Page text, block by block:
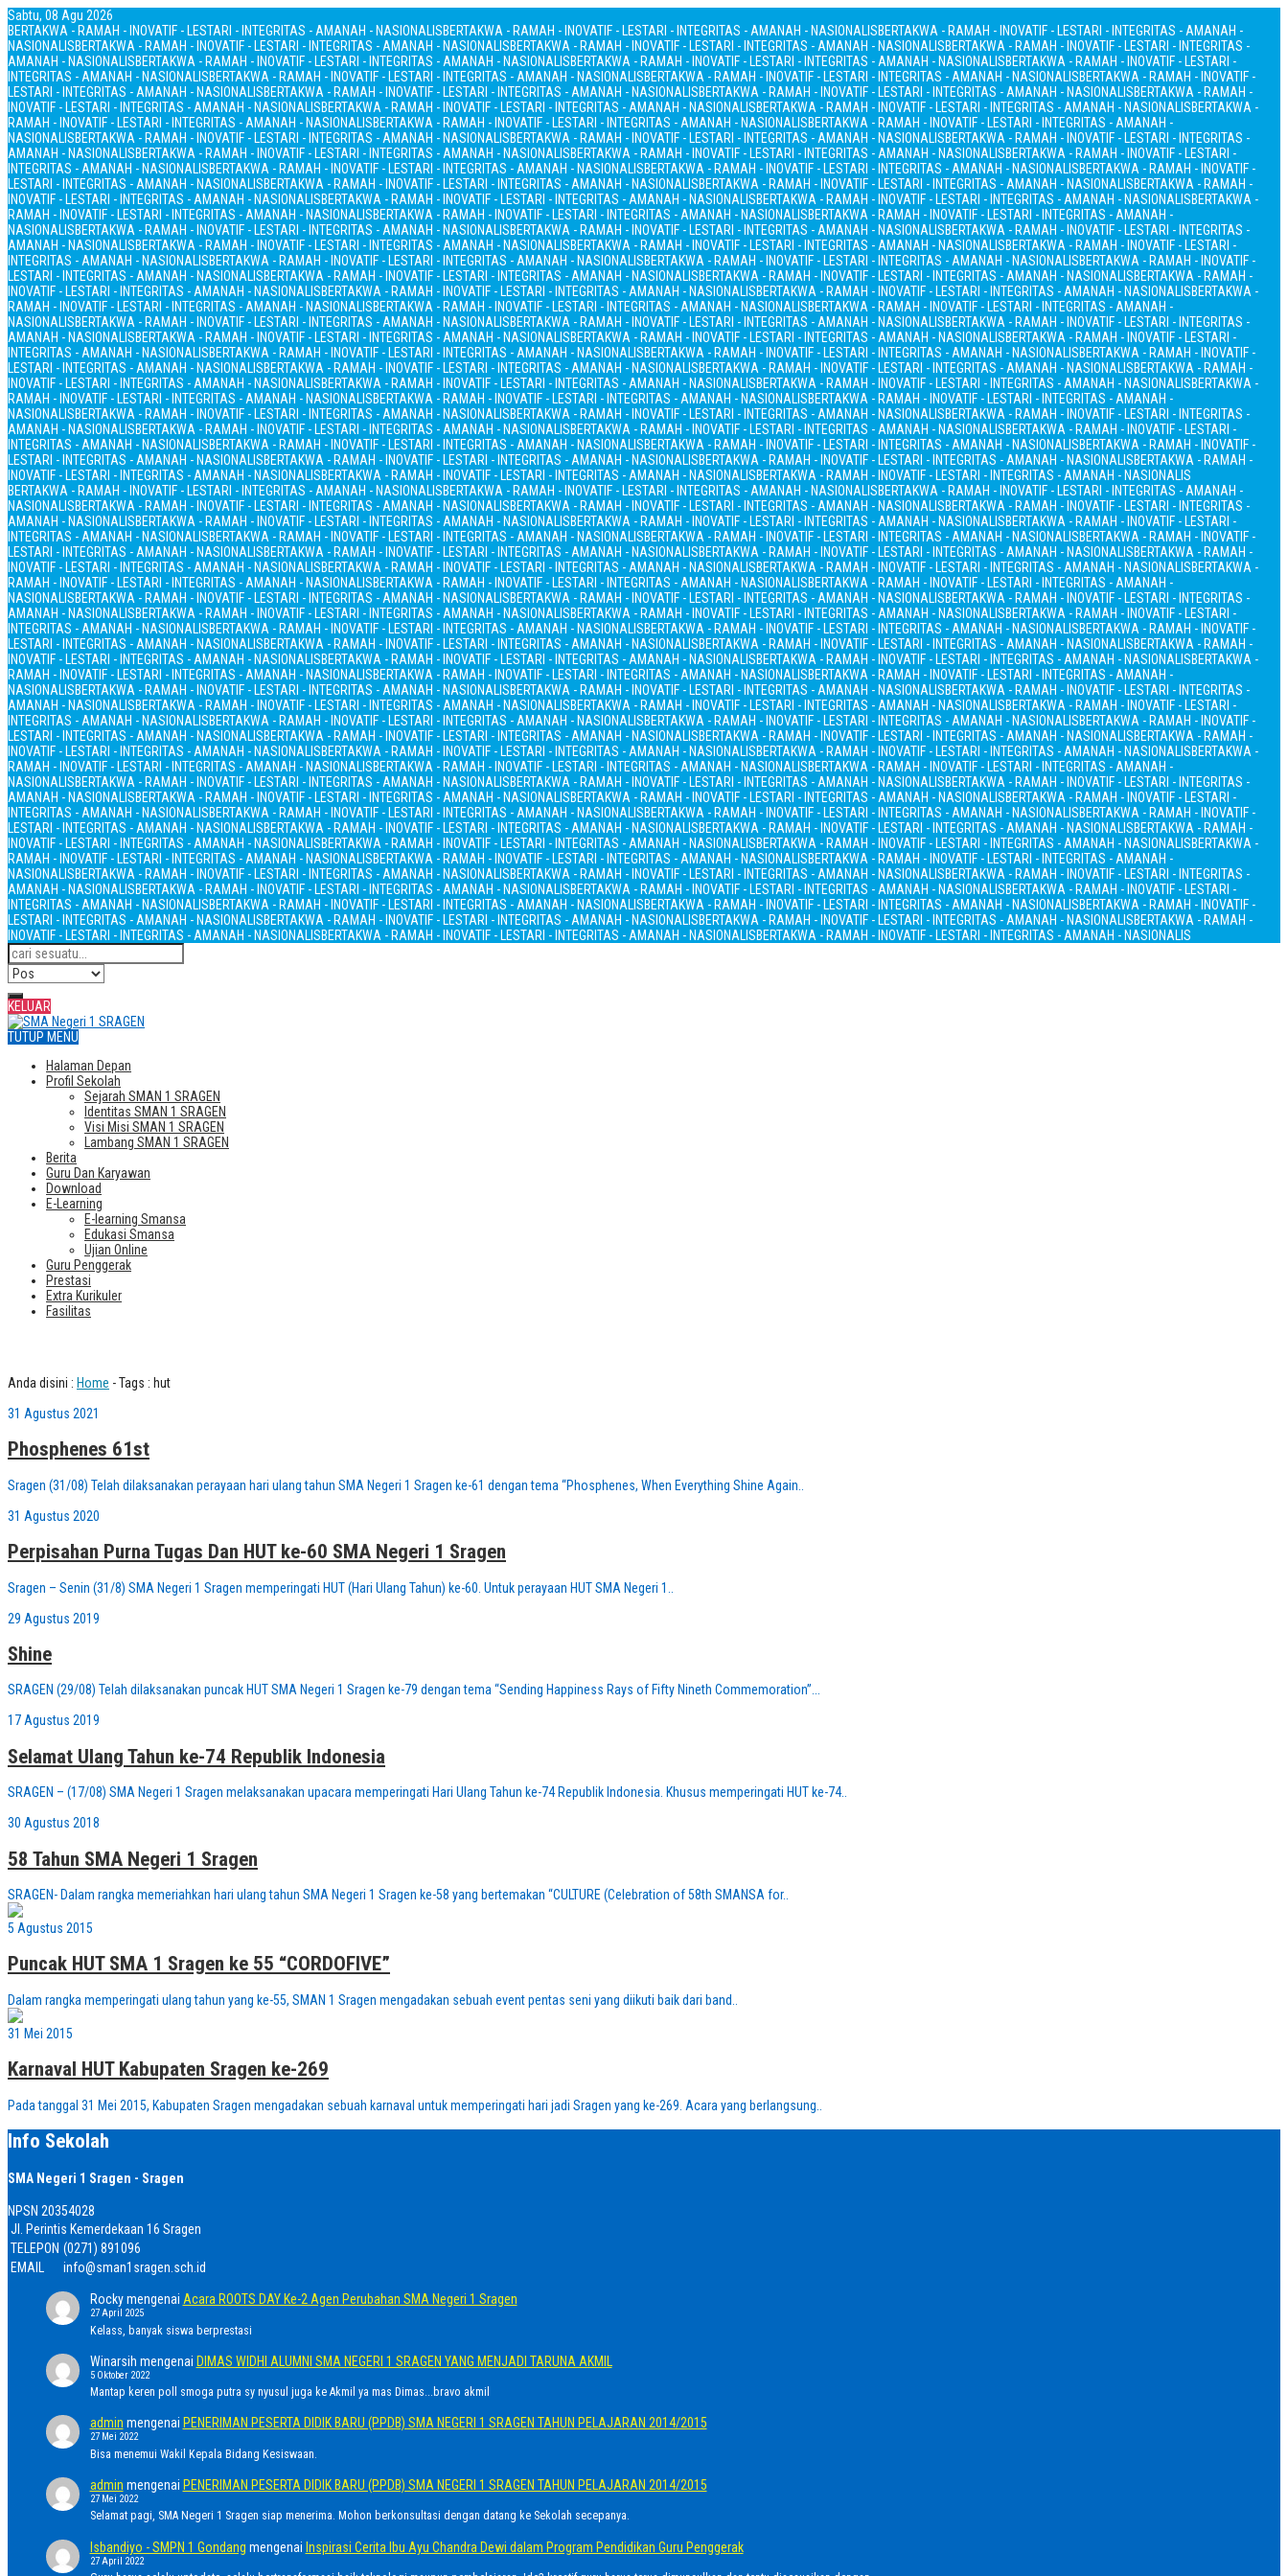
Sabtu, 08 Agu 2026
BERTAKWA - RAMAH - INOVATIF - LESTARI - INTEGRITAS - AMANAH - NASIONALISBERTAKWA - RAMAH - INOVATIF - LESTARI - INTEGRITAS - AMANAH - NASIONALISBERTAKWA - RAMAH - INOVATIF - LESTARI - INTEGRITAS - AMANAH -
NASIONALISBERTAKWA - RAMAH - INOVATIF - LESTARI - INTEGRITAS - AMANAH - NASIONALISBERTAKWA - RAMAH - INOVATIF - LESTARI - INTEGRITAS - AMANAH - NASIONALISBERTAKWA - RAMAH - INOVATIF - LESTARI - INTEGRITAS -
AMANAH - NASIONALISBERTAKWA - RAMAH - INOVATIF - LESTARI - INTEGRITAS - AMANAH - NASIONALISBERTAKWA - RAMAH - INOVATIF - LESTARI - INTEGRITAS - AMANAH - NASIONALISBERTAKWA - RAMAH - INOVATIF - LESTARI -
INTEGRITAS - AMANAH - NASIONALISBERTAKWA - RAMAH - INOVATIF - LESTARI - INTEGRITAS - AMANAH - NASIONALISBERTAKWA - RAMAH - INOVATIF - LESTARI - INTEGRITAS - AMANAH - NASIONALISBERTAKWA - RAMAH - INOVATIF -
LESTARI - INTEGRITAS - AMANAH - NASIONALISBERTAKWA - RAMAH - INOVATIF - LESTARI - INTEGRITAS - AMANAH - NASIONALISBERTAKWA - RAMAH - INOVATIF - LESTARI - INTEGRITAS - AMANAH - NASIONALISBERTAKWA - RAMAH -
INOVATIF - LESTARI - INTEGRITAS - AMANAH - NASIONALISBERTAKWA - RAMAH - INOVATIF - LESTARI - INTEGRITAS - AMANAH - NASIONALISBERTAKWA - RAMAH - INOVATIF - LESTARI - INTEGRITAS - AMANAH - NASIONALISBERTAKWA -
RAMAH - INOVATIF - LESTARI - INTEGRITAS - AMANAH - NASIONALISBERTAKWA - RAMAH - INOVATIF - LESTARI - INTEGRITAS - AMANAH - NASIONALISBERTAKWA - RAMAH - INOVATIF - LESTARI - INTEGRITAS - AMANAH -
NASIONALISBERTAKWA - RAMAH - INOVATIF - LESTARI - INTEGRITAS - AMANAH - NASIONALISBERTAKWA - RAMAH - INOVATIF - LESTARI - INTEGRITAS - AMANAH - NASIONALISBERTAKWA - RAMAH - INOVATIF - LESTARI - INTEGRITAS -
AMANAH - NASIONALISBERTAKWA - RAMAH - INOVATIF - LESTARI - INTEGRITAS - AMANAH - NASIONALISBERTAKWA - RAMAH - INOVATIF - LESTARI - INTEGRITAS - AMANAH - NASIONALISBERTAKWA - RAMAH - INOVATIF - LESTARI -
INTEGRITAS - AMANAH - NASIONALISBERTAKWA - RAMAH - INOVATIF - LESTARI - INTEGRITAS - AMANAH - NASIONALISBERTAKWA - RAMAH - INOVATIF - LESTARI - INTEGRITAS - AMANAH - NASIONALISBERTAKWA - RAMAH - INOVATIF -
LESTARI - INTEGRITAS - AMANAH - NASIONALISBERTAKWA - RAMAH - INOVATIF - LESTARI - INTEGRITAS - AMANAH - NASIONALISBERTAKWA - RAMAH - INOVATIF - LESTARI - INTEGRITAS - AMANAH - NASIONALISBERTAKWA - RAMAH -
INOVATIF - LESTARI - INTEGRITAS - AMANAH - NASIONALISBERTAKWA - RAMAH - INOVATIF - LESTARI - INTEGRITAS - AMANAH - NASIONALISBERTAKWA - RAMAH - INOVATIF - LESTARI - INTEGRITAS - AMANAH - NASIONALISBERTAKWA -
RAMAH - INOVATIF - LESTARI - INTEGRITAS - AMANAH - NASIONALISBERTAKWA - RAMAH - INOVATIF - LESTARI - INTEGRITAS - AMANAH - NASIONALISBERTAKWA - RAMAH - INOVATIF - LESTARI - INTEGRITAS - AMANAH -
NASIONALISBERTAKWA - RAMAH - INOVATIF - LESTARI - INTEGRITAS - AMANAH - NASIONALISBERTAKWA - RAMAH - INOVATIF - LESTARI - INTEGRITAS - AMANAH - NASIONALISBERTAKWA - RAMAH - INOVATIF - LESTARI - INTEGRITAS -
AMANAH - NASIONALISBERTAKWA - RAMAH - INOVATIF - LESTARI - INTEGRITAS - AMANAH - NASIONALISBERTAKWA - RAMAH - INOVATIF - LESTARI - INTEGRITAS - AMANAH - NASIONALISBERTAKWA - RAMAH - INOVATIF - LESTARI -
INTEGRITAS - AMANAH - NASIONALISBERTAKWA - RAMAH - INOVATIF - LESTARI - INTEGRITAS - AMANAH - NASIONALISBERTAKWA - RAMAH - INOVATIF - LESTARI - INTEGRITAS - AMANAH - NASIONALISBERTAKWA - RAMAH - INOVATIF -
LESTARI - INTEGRITAS - AMANAH - NASIONALISBERTAKWA - RAMAH - INOVATIF - LESTARI - INTEGRITAS - AMANAH - NASIONALISBERTAKWA - RAMAH - INOVATIF - LESTARI - INTEGRITAS - AMANAH - NASIONALISBERTAKWA - RAMAH -
INOVATIF - LESTARI - INTEGRITAS - AMANAH - NASIONALISBERTAKWA - RAMAH - INOVATIF - LESTARI - INTEGRITAS - AMANAH - NASIONALISBERTAKWA - RAMAH - INOVATIF - LESTARI - INTEGRITAS - AMANAH - NASIONALISBERTAKWA -
RAMAH - INOVATIF - LESTARI - INTEGRITAS - AMANAH - NASIONALISBERTAKWA - RAMAH - INOVATIF - LESTARI - INTEGRITAS - AMANAH - NASIONALISBERTAKWA - RAMAH - INOVATIF - LESTARI - INTEGRITAS - AMANAH -
NASIONALISBERTAKWA - RAMAH - INOVATIF - LESTARI - INTEGRITAS - AMANAH - NASIONALISBERTAKWA - RAMAH - INOVATIF - LESTARI - INTEGRITAS - AMANAH - NASIONALISBERTAKWA - RAMAH - INOVATIF - LESTARI - INTEGRITAS -
AMANAH - NASIONALISBERTAKWA - RAMAH - INOVATIF - LESTARI - INTEGRITAS - AMANAH - NASIONALISBERTAKWA - RAMAH - INOVATIF - LESTARI - INTEGRITAS - AMANAH - NASIONALISBERTAKWA - RAMAH - INOVATIF - LESTARI -
INTEGRITAS - AMANAH - NASIONALISBERTAKWA - RAMAH - INOVATIF - LESTARI - INTEGRITAS - AMANAH - NASIONALISBERTAKWA - RAMAH - INOVATIF - LESTARI - INTEGRITAS - AMANAH - NASIONALISBERTAKWA - RAMAH - INOVATIF -
LESTARI - INTEGRITAS - AMANAH - NASIONALISBERTAKWA - RAMAH - INOVATIF - LESTARI - INTEGRITAS - AMANAH - NASIONALISBERTAKWA - RAMAH - INOVATIF - LESTARI - INTEGRITAS - AMANAH - NASIONALISBERTAKWA - RAMAH -
INOVATIF - LESTARI - INTEGRITAS - AMANAH - NASIONALISBERTAKWA - RAMAH - INOVATIF - LESTARI - INTEGRITAS - AMANAH - NASIONALISBERTAKWA - RAMAH - INOVATIF - LESTARI - INTEGRITAS - AMANAH - NASIONALISBERTAKWA -
RAMAH - INOVATIF - LESTARI - INTEGRITAS - AMANAH - NASIONALISBERTAKWA - RAMAH - INOVATIF - LESTARI - INTEGRITAS - AMANAH - NASIONALISBERTAKWA - RAMAH - INOVATIF - LESTARI - INTEGRITAS - AMANAH -
NASIONALISBERTAKWA - RAMAH - INOVATIF - LESTARI - INTEGRITAS - AMANAH - NASIONALISBERTAKWA - RAMAH - INOVATIF - LESTARI - INTEGRITAS - AMANAH - NASIONALISBERTAKWA - RAMAH - INOVATIF - LESTARI - INTEGRITAS -
AMANAH - NASIONALISBERTAKWA - RAMAH - INOVATIF - LESTARI - INTEGRITAS - AMANAH - NASIONALISBERTAKWA - RAMAH - INOVATIF - LESTARI - INTEGRITAS - AMANAH - NASIONALISBERTAKWA - RAMAH - INOVATIF - LESTARI -
INTEGRITAS - AMANAH - NASIONALISBERTAKWA - RAMAH - INOVATIF - LESTARI - INTEGRITAS - AMANAH - NASIONALISBERTAKWA - RAMAH - INOVATIF - LESTARI - INTEGRITAS - AMANAH - NASIONALISBERTAKWA - RAMAH - INOVATIF -
LESTARI - INTEGRITAS - AMANAH - NASIONALISBERTAKWA - RAMAH - INOVATIF - LESTARI - INTEGRITAS - AMANAH - NASIONALISBERTAKWA - RAMAH - INOVATIF - LESTARI - INTEGRITAS - AMANAH - NASIONALISBERTAKWA - RAMAH -
INOVATIF - LESTARI - INTEGRITAS - AMANAH - NASIONALISBERTAKWA - RAMAH - INOVATIF - LESTARI - INTEGRITAS - AMANAH - NASIONALISBERTAKWA - RAMAH - INOVATIF - LESTARI - INTEGRITAS - AMANAH - NASIONALIS
BERTAKWA - RAMAH - INOVATIF - LESTARI - INTEGRITAS - AMANAH - NASIONALISBERTAKWA - RAMAH - INOVATIF - LESTARI - INTEGRITAS - AMANAH - NASIONALISBERTAKWA - RAMAH - INOVATIF - LESTARI - INTEGRITAS - AMANAH -
NASIONALISBERTAKWA - RAMAH - INOVATIF - LESTARI - INTEGRITAS - AMANAH - NASIONALISBERTAKWA - RAMAH - INOVATIF - LESTARI - INTEGRITAS - AMANAH - NASIONALISBERTAKWA - RAMAH - INOVATIF - LESTARI - INTEGRITAS -
AMANAH - NASIONALISBERTAKWA - RAMAH - INOVATIF - LESTARI - INTEGRITAS - AMANAH - NASIONALISBERTAKWA - RAMAH - INOVATIF - LESTARI - INTEGRITAS - AMANAH - NASIONALISBERTAKWA - RAMAH - INOVATIF - LESTARI -
INTEGRITAS - AMANAH - NASIONALISBERTAKWA - RAMAH - INOVATIF - LESTARI - INTEGRITAS - AMANAH - NASIONALISBERTAKWA - RAMAH - INOVATIF - LESTARI - INTEGRITAS - AMANAH - NASIONALISBERTAKWA - RAMAH - INOVATIF -
LESTARI - INTEGRITAS - AMANAH - NASIONALISBERTAKWA - RAMAH - INOVATIF - LESTARI - INTEGRITAS - AMANAH - NASIONALISBERTAKWA - RAMAH - INOVATIF - LESTARI - INTEGRITAS - AMANAH - NASIONALISBERTAKWA - RAMAH -
INOVATIF - LESTARI - INTEGRITAS - AMANAH - NASIONALISBERTAKWA - RAMAH - INOVATIF - LESTARI - INTEGRITAS - AMANAH - NASIONALISBERTAKWA - RAMAH - INOVATIF - LESTARI - INTEGRITAS - AMANAH - NASIONALISBERTAKWA -
RAMAH - INOVATIF - LESTARI - INTEGRITAS - AMANAH - NASIONALISBERTAKWA - RAMAH - INOVATIF - LESTARI - INTEGRITAS - AMANAH - NASIONALISBERTAKWA - RAMAH - INOVATIF - LESTARI - INTEGRITAS - AMANAH -
NASIONALISBERTAKWA - RAMAH - INOVATIF - LESTARI - INTEGRITAS - AMANAH - NASIONALISBERTAKWA - RAMAH - INOVATIF - LESTARI - INTEGRITAS - AMANAH - NASIONALISBERTAKWA - RAMAH - INOVATIF - LESTARI - INTEGRITAS -
AMANAH - NASIONALISBERTAKWA - RAMAH - INOVATIF - LESTARI - INTEGRITAS - AMANAH - NASIONALISBERTAKWA - RAMAH - INOVATIF - LESTARI - INTEGRITAS - AMANAH - NASIONALISBERTAKWA - RAMAH - INOVATIF - LESTARI -
INTEGRITAS - AMANAH - NASIONALISBERTAKWA - RAMAH - INOVATIF - LESTARI - INTEGRITAS - AMANAH - NASIONALISBERTAKWA - RAMAH - INOVATIF - LESTARI - INTEGRITAS - AMANAH - NASIONALISBERTAKWA - RAMAH - INOVATIF -
LESTARI - INTEGRITAS - AMANAH - NASIONALISBERTAKWA - RAMAH - INOVATIF - LESTARI - INTEGRITAS - AMANAH - NASIONALISBERTAKWA - RAMAH - INOVATIF - LESTARI - INTEGRITAS - AMANAH - NASIONALISBERTAKWA - RAMAH -
INOVATIF - LESTARI - INTEGRITAS - AMANAH - NASIONALISBERTAKWA - RAMAH - INOVATIF - LESTARI - INTEGRITAS - AMANAH - NASIONALISBERTAKWA - RAMAH - INOVATIF - LESTARI - INTEGRITAS - AMANAH - NASIONALISBERTAKWA -
RAMAH - INOVATIF - LESTARI - INTEGRITAS - AMANAH - NASIONALISBERTAKWA - RAMAH - INOVATIF - LESTARI - INTEGRITAS - AMANAH - NASIONALISBERTAKWA - RAMAH - INOVATIF - LESTARI - INTEGRITAS - AMANAH -
NASIONALISBERTAKWA - RAMAH - INOVATIF - LESTARI - INTEGRITAS - AMANAH - NASIONALISBERTAKWA - RAMAH - INOVATIF - LESTARI - INTEGRITAS - AMANAH - NASIONALISBERTAKWA - RAMAH - INOVATIF - LESTARI - INTEGRITAS -
AMANAH - NASIONALISBERTAKWA - RAMAH - INOVATIF - LESTARI - INTEGRITAS - AMANAH - NASIONALISBERTAKWA - RAMAH - INOVATIF - LESTARI - INTEGRITAS - AMANAH - NASIONALISBERTAKWA - RAMAH - INOVATIF - LESTARI -
INTEGRITAS - AMANAH - NASIONALISBERTAKWA - RAMAH - INOVATIF - LESTARI - INTEGRITAS - AMANAH - NASIONALISBERTAKWA - RAMAH - INOVATIF - LESTARI - INTEGRITAS - AMANAH - NASIONALISBERTAKWA - RAMAH - INOVATIF -
LESTARI - INTEGRITAS - AMANAH - NASIONALISBERTAKWA - RAMAH - INOVATIF - LESTARI - INTEGRITAS - AMANAH - NASIONALISBERTAKWA - RAMAH - INOVATIF - LESTARI - INTEGRITAS - AMANAH - NASIONALISBERTAKWA - RAMAH -
INOVATIF - LESTARI - INTEGRITAS - AMANAH - NASIONALISBERTAKWA - RAMAH - INOVATIF - LESTARI - INTEGRITAS - AMANAH - NASIONALISBERTAKWA - RAMAH - INOVATIF - LESTARI - INTEGRITAS - AMANAH - NASIONALISBERTAKWA -
RAMAH - INOVATIF - LESTARI - INTEGRITAS - AMANAH - NASIONALISBERTAKWA - RAMAH - INOVATIF - LESTARI - INTEGRITAS - AMANAH - NASIONALISBERTAKWA - RAMAH - INOVATIF - LESTARI - INTEGRITAS - AMANAH -
NASIONALISBERTAKWA - RAMAH - INOVATIF - LESTARI - INTEGRITAS - AMANAH - NASIONALISBERTAKWA - RAMAH - INOVATIF - LESTARI - INTEGRITAS - AMANAH - NASIONALISBERTAKWA - RAMAH - INOVATIF - LESTARI - INTEGRITAS -
AMANAH - NASIONALISBERTAKWA - RAMAH - INOVATIF - LESTARI - INTEGRITAS - AMANAH - NASIONALISBERTAKWA - RAMAH - INOVATIF - LESTARI - INTEGRITAS - AMANAH - NASIONALISBERTAKWA - RAMAH - INOVATIF - LESTARI -
INTEGRITAS - AMANAH - NASIONALISBERTAKWA - RAMAH - INOVATIF - LESTARI - INTEGRITAS - AMANAH - NASIONALISBERTAKWA - RAMAH - INOVATIF - LESTARI - INTEGRITAS - AMANAH - NASIONALISBERTAKWA - RAMAH - INOVATIF -
LESTARI - INTEGRITAS - AMANAH - NASIONALISBERTAKWA - RAMAH - INOVATIF - LESTARI - INTEGRITAS - AMANAH - NASIONALISBERTAKWA - RAMAH - INOVATIF - LESTARI - INTEGRITAS - AMANAH - NASIONALISBERTAKWA - RAMAH -
INOVATIF - LESTARI - INTEGRITAS - AMANAH - NASIONALISBERTAKWA - RAMAH - INOVATIF - LESTARI - INTEGRITAS - AMANAH - NASIONALISBERTAKWA - RAMAH - INOVATIF - LESTARI - INTEGRITAS - AMANAH - NASIONALISBERTAKWA -
RAMAH - INOVATIF - LESTARI - INTEGRITAS - AMANAH - NASIONALISBERTAKWA - RAMAH - INOVATIF - LESTARI - INTEGRITAS - AMANAH - NASIONALISBERTAKWA - RAMAH - INOVATIF - LESTARI - INTEGRITAS - AMANAH -
NASIONALISBERTAKWA - RAMAH - INOVATIF - LESTARI - INTEGRITAS - AMANAH - NASIONALISBERTAKWA - RAMAH - INOVATIF - LESTARI - INTEGRITAS - AMANAH - NASIONALISBERTAKWA - RAMAH - INOVATIF - LESTARI - INTEGRITAS -
AMANAH - NASIONALISBERTAKWA - RAMAH - INOVATIF - LESTARI - INTEGRITAS - AMANAH - NASIONALISBERTAKWA - RAMAH - INOVATIF - LESTARI - INTEGRITAS - AMANAH - NASIONALISBERTAKWA - RAMAH - INOVATIF - LESTARI -
INTEGRITAS - AMANAH - NASIONALISBERTAKWA - RAMAH - INOVATIF - LESTARI - INTEGRITAS - AMANAH - NASIONALISBERTAKWA - RAMAH - INOVATIF - LESTARI - INTEGRITAS - AMANAH - NASIONALISBERTAKWA - RAMAH - INOVATIF -
LESTARI - INTEGRITAS - AMANAH - NASIONALISBERTAKWA - RAMAH - INOVATIF - LESTARI - INTEGRITAS - AMANAH - NASIONALISBERTAKWA - RAMAH - INOVATIF - LESTARI - INTEGRITAS - AMANAH - NASIONALISBERTAKWA - RAMAH -
INOVATIF - LESTARI - INTEGRITAS - AMANAH - NASIONALISBERTAKWA - RAMAH - INOVATIF - LESTARI - INTEGRITAS - AMANAH - NASIONALISBERTAKWA - RAMAH - INOVATIF - LESTARI - INTEGRITAS - AMANAH - NASIONALIS
KELUAR
TUTUP MENU
Halaman Depan
Profil Sekolah
Sejarah SMAN 1 SRAGEN
Identitas SMAN 1 SRAGEN
Visi Misi SMAN 1 SRAGEN
Lambang SMAN 1 SRAGEN
Berita
Guru Dan Karyawan
Download
E-Learning
E-learning Smansa
Edukasi Smansa
Ujian Online
Guru Penggerak
Prestasi
Extra Kurikuler
Fasilitas
Anda disini : Home -Tags : hut
31 Agustus 2021
Phosphenes 61st
Sragen (31/08) Telah dilaksanakan perayaan hari ulang tahun SMA Negeri 1 Sragen ke-61 dengan tema “Phosphenes, When Everything Shine Again..
31 Agustus 2020
Perpisahan Purna Tugas Dan HUT ke-60 SMA Negeri 1 Sragen
Sragen – Senin (31/8) SMA Negeri 1 Sragen memperingati HUT (Hari Ulang Tahun) ke-60. Untuk perayaan HUT SMA Negeri 1..
29 Agustus 2019
Shine
SRAGEN (29/08) Telah dilaksanakan puncak HUT SMA Negeri 1 Sragen ke-79 dengan tema “Sending Happiness Rays of Fifty Nineth Commemoration”...
17 Agustus 2019
Selamat Ulang Tahun ke-74 Republik Indonesia
SRAGEN – (17/08) SMA Negeri 1 Sragen melaksanakan upacara memperingati Hari Ulang Tahun ke-74 Republik Indonesia. Khusus memperingati HUT ke-74..
30 Agustus 2018
58 Tahun SMA Negeri 1 Sragen
SRAGEN- Dalam rangka memeriahkan hari ulang tahun SMA Negeri 1 Sragen ke-58 yang bertemakan “CULTURE (Celebration of 58th SMANSA for..
5 Agustus 2015
Puncak HUT SMA 1 Sragen ke 55 “CORDOFIVE”
Dalam rangka memperingati ulang tahun yang ke-55, SMAN 1 Sragen mengadakan sebuah event pentas seni yang diikuti baik dari band..
31 Mei 2015
Karnaval HUT Kabupaten Sragen ke-269
Pada tanggal 31 Mei 2015, Kabupaten Sragen mengadakan sebuah karnaval untuk memperingati hari jadi Sragen yang ke-269. Acara yang berlangsung..
Info Sekolah
SMA Negeri 1 Sragen - Sragen
NPSN 20354028
Jl. Perintis Kemerdekaan 16 Sragen
TELEPON (0271) 891096
EMAIL
info@sman1sragen.sch.id
Rockymengenai Acara ROOTS DAY Ke-2 Agen Perubahan SMA Negeri 1 Sragen
27 April 2025
Kelass, banyak siswa berprestasi
Winarsih mengenai DIMAS WIDHI ALUMNI SMA NEGERI 1 SRAGEN YANG MENJADI TARUNA AKMIL
5 Oktober 2022
Mantap keren poll smoga putra sy nyusul juga ke Akmil ya mas Dimas...bravo akmil
admin mengenai PENERIMAN PESERTA DIDIK BARU (PPDB) SMA NEGERI 1 SRAGEN TAHUN PELAJARAN 2014/2015
27 Mei 2022
Bisa menemui Wakil Kepala Bidang Kesiswaan.
admin mengenai PENERIMAN PESERTA DIDIK BARU (PPDB) SMA NEGERI 1 SRAGEN TAHUN PELAJARAN 2014/2015
27 Mei 2022
Selamat pagi, SMA Negeri 1 Sragen siap menerima. Mohon berkonsultasi dengan datang ke Sekolah secepanya.
Isbandiyo - SMPN 1 Gondang mengenai Inspirasi Cerita Ibu Ayu Chandra Dewi dalam Program Pendidikan Guru Penggerak
27 April 2022